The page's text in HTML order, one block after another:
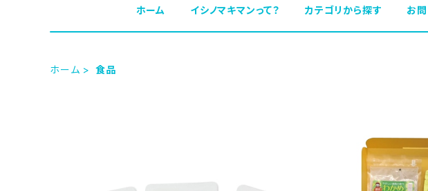
ホーム イシノマキマンって？ カテゴリから探す お
ホーム 食品